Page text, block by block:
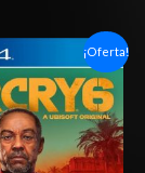
¡Oferta!
Rango
de
precios:
desde
$10.03
hasta
$17.03